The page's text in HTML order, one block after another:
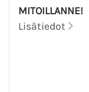
MITOILLANNE!
Lisätiedot